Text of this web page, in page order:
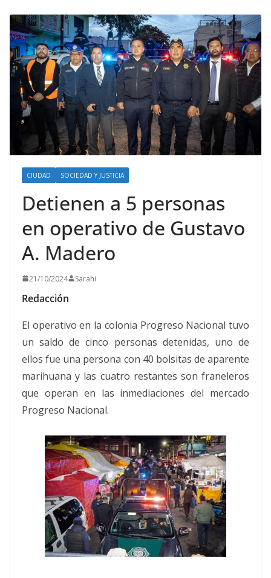
CIUDAD SOCIEDAD Y JUSTICIA
Detienen a 5 personas
en operativo de Gustavo
A. Madero
21/10/2024 Sarahi
Redacción
El operativo en la colonia Progreso Nacional tuvo
un saldo de cinco personas detenidas, uno de
ellos fue una persona con 40 bolsitas de aparente
marihuana y las cuatro restantes son franeleros
que operan en las inmediaciones del mercado
Progreso Nacional.